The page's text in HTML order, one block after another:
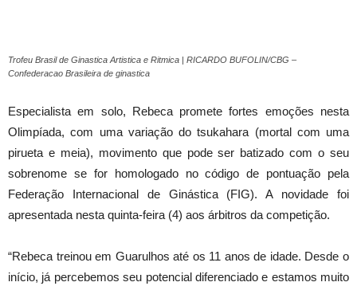
Trofeu Brasil de Ginastica Artistica e Ritmica | RICARDO BUFOLIN/CBG –
Confederacao Brasileira de ginastica
Especialista em solo, Rebeca promete fortes emoções nesta
Olimpíada, com uma variação do tsukahara (mortal com uma
pirueta e meia), movimento que pode ser batizado com o seu
sobrenome se for homologado no código de pontuação pela
Federação Internacional de Ginástica (FIG). A novidade foi
apresentada nesta quinta-feira (4) aos árbitros da competição.
“Rebeca treinou em Guarulhos até os 11 anos de idade. Desde o
início, já percebemos seu potencial diferenciado e estamos muito